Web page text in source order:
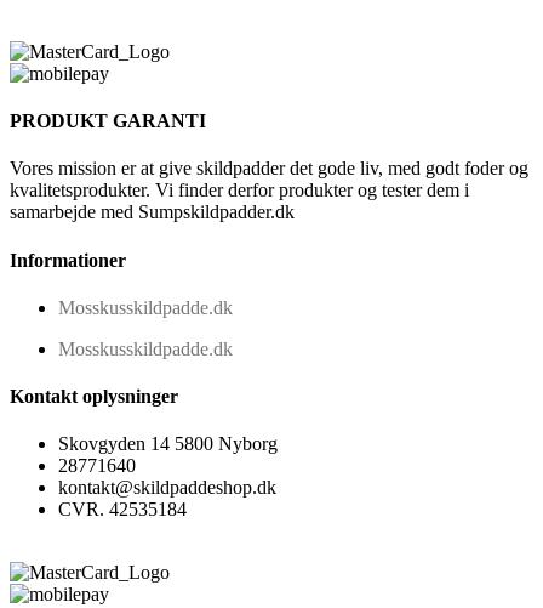
PRODUKT GARANTI
Vores mission er at give skildpadder det gode liv, med godt foder og
kvalitetsprodukter. Vi finder derfor produkter og tester dem i
samarbejde med Sumpskildpadder.dk
Informationer
Mosskusskildpadde.dk
Mosskusskildpadde.dk
Kontakt oplysninger
Skovgyden 14 5800 Nyborg
28771640
kontakt@skildpaddeshop.dk
CVR. 42535184